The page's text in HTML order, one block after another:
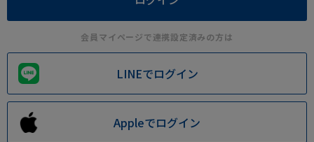
会員マイページで連携設定済みの方は
LINEでログイン
Appleでログイン